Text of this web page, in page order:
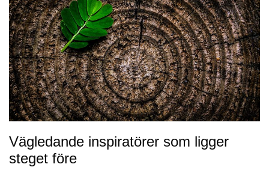
Vägledande inspiratörer som ligger
steget före